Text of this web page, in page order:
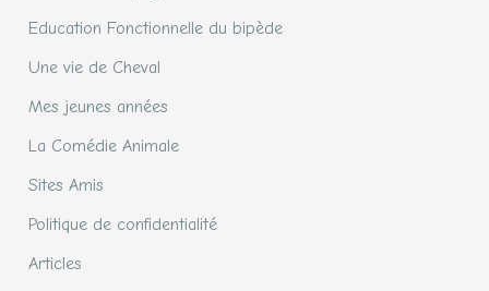
Education Fonctionnelle du bipède
Une vie de Cheval
Mes jeunes années
La Comédie Animale
Sites Amis
Politique de confidentialité
Articles